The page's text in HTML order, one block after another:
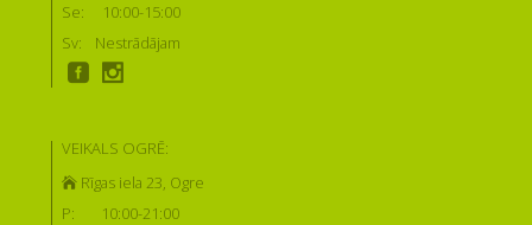
Se:
10:00-15:00
Sv:
Nestrādājam
VEIKALS OGRĒ:
Rīgas iela 23, Ogre
P:
10:00-21:00